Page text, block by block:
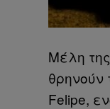
Μέλη
θρηνούν
Felipe,